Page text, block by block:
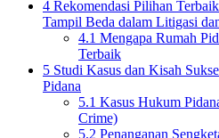
4 Rekomendasi Pilihan
Tampil Beda dalam Litigasi
4.1 Mengapa Rumah
Terbaik
5 Studi Kasus dan Kisah
Pidana
5.1 Kasus Hukum
Crime)
5.2 Penanganan